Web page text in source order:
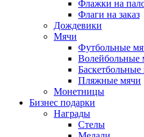
Флажки на
Флаги на заказ
Дождевики
Мячи
Футбольные
Волейбольные
Баскетбольные
Пляжные мячи
Монетницы
Бизнес подарки
Награды
Стелы